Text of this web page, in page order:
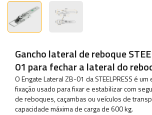
Gancho lateral de reboque
01 para fechar a lateral do
O Engate Lateral ZB-01 da STEELPRESS é
fixação usado para fixar e estabilizar com
de reboques, caçambas ou veículos de
capacidade máxima de carga de 600 kg.